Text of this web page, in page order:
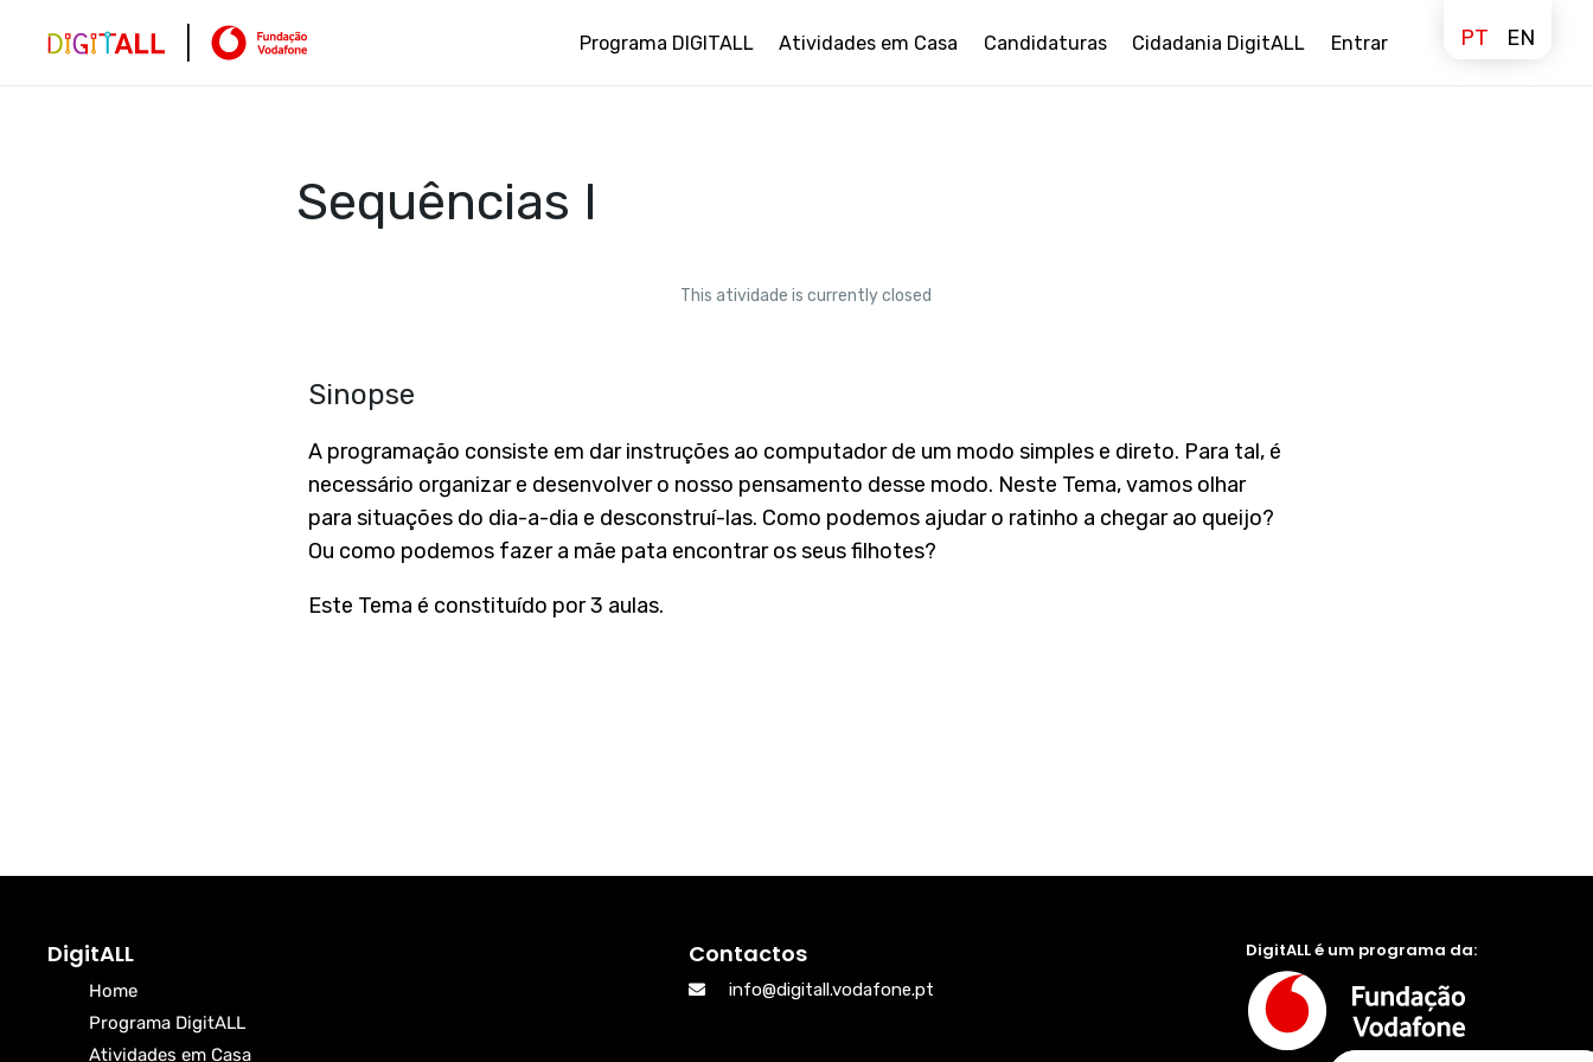
Programa DIGITALL Atividades em Casa Candidaturas Cidadania DigitALL Entrar PT EN
Sequências I
This atividade is currently closed
Sinopse
A programação consiste em dar instruções ao computador de um modo simples e direto. Para tal, é
necessário organizar e desenvolver o nosso pensamento desse modo. Neste Tema, vamos olhar
para situações do dia-a-dia e desconstruí-las. Como podemos ajudar o ratinho a chegar ao queijo?
Ou como podemos fazer a mãe pata encontrar os seus filhotes?
Este Tema é constituído por 3 aulas.
DigitALL
Home
Programa DigitALL
Atividades em Casa
Contactos
info@digitall.vodafone.pt
DigitALL é um programa da: